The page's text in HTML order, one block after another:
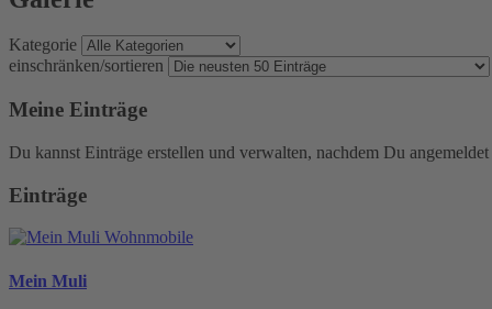
Kategorie
einschränken/sortieren
Meine Einträge
Du kannst Einträge erstellen und verwalten, nachdem Du angemeldet
Einträge
Wohnmobile
Mein Muli